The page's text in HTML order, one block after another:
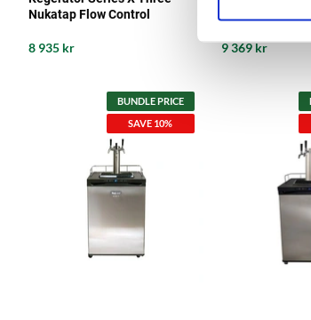
Nukatap Flow Control
8 935 kr 9 369 kr
BUNDLE PRICE
SAVE 10%